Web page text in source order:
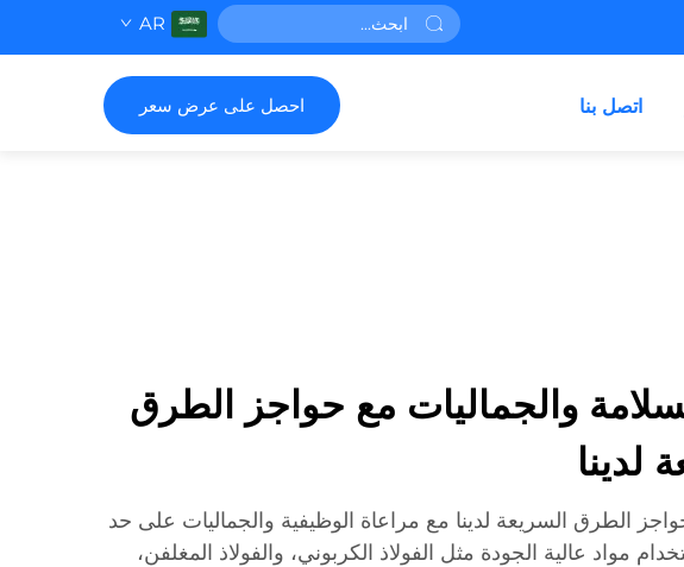
AR
اتصل بنا احصل على عرض سعر
والجماليات مع حواجز الطرق
لدينا
الطرق السريعة لدينا مع مراعاة الوظيفية والجماليات على حد
مواد عالية الجودة مثل الفولاذ الكربوني، والفولاذ المغلفن،